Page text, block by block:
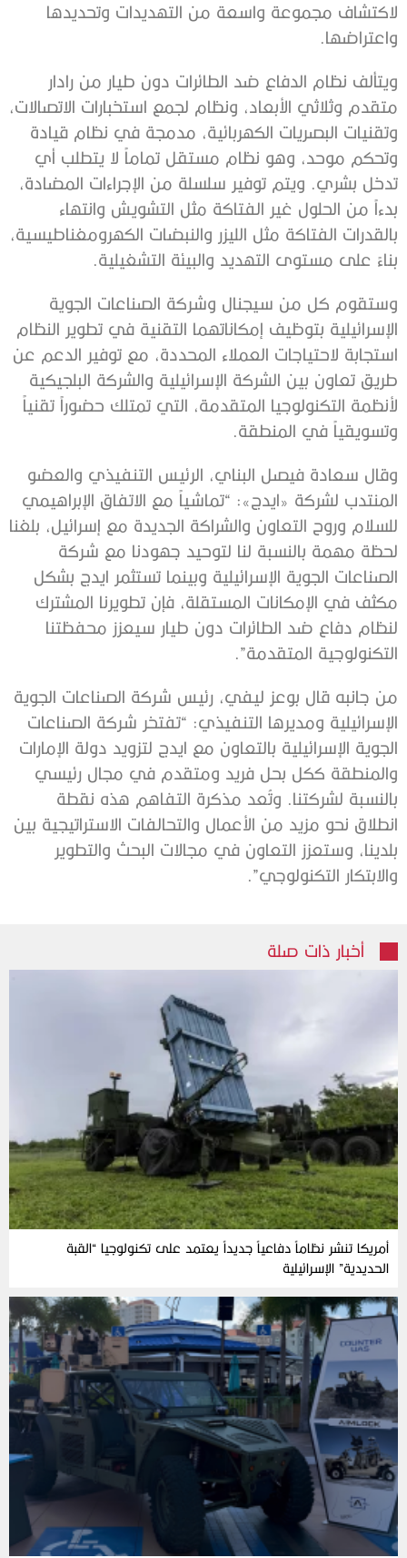
لاكتشاف مجموعة واسعة من التهديدات وتحديدها
واعتراضها.
ويتألف نظام الدفاع ضد الطائرات دون طيار من رادار
متقدم وثلاثي الأبعاد، ونظام لجمع استخبارات الاتصالات،
وتقنيات البصريات الكهربائية، مدمجة في نظام قيادة
وتحكم موحد، وهو نظام مستقل تماماً لا يتطلب أي
تدخل بشري. ويتم توفير سلسلة من الإجراءات المضادة،
بدءاً من الحلول غير الفتاكة مثل التشويش وانتهاء
بالقدرات الفتاكة مثل الليزر والنبضات الكهرومغناطيسية،
بناءً على مستوى التهديد والبيئة التشغيلية.
وستقوم كل من سيجنال وشركة الصناعات الجوية
الإسرائيلية بتوظيف إمكاناتهما التقنية في تطوير النظام
استجابة لاحتياجات العملاء المحددة، مع توفير الدعم عن
طريق تعاون بين الشركة الإسرائيلية والشركة البلجيكية
لأنظمة التكنولوجيا المتقدمة، التي تمتلك حضوراً تقنياً
وتسويقياً في المنطقة.
وقال سعادة فيصل البناي، الرئيس التنفيذي والعضو
المنتدب لشركة «ايدج»: “تماشياً مع الاتفاق الإبراهيمي
للسلام وروح التعاون والشراكة الجديدة مع إسرائيل، بلغنا
لحظة مهمة بالنسبة لنا لتوحيد جهودنا مع شركة
الصناعات الجوية الإسرائيلية وبينما تستثمر ايدج بشكل
مكثف في الإمكانات المستقلة، فإن تطويرنا المشترك
لنظام دفاع ضد الطائرات دون طيار سيعزز محفظتنا
التكنولوجية المتقدمة”.
من جانبه قال بوعز ليفي، رئيس شركة الصناعات الجوية
الإسرائيلية ومديرها التنفيذي: “تفتخر شركة الصناعات
الجوية الإسرائيلية بالتعاون مع ايدج لتزويد دولة الإمارات
والمنطقة ككل بحل فريد ومتقدم في مجال رئيسي
بالنسبة لشركتنا. وتُعد مذكرة التفاهم هذه نقطة
انطلاق نحو مزيد من الأعمال والتحالفات الاستراتيجية بين
بلدينا، وستعزز التعاون في مجالات البحث والتطوير
والابتكار التكنولوجي”.
أخبار ذات صلة
أمريكا تنشر نظاماً دفاعياً جديداً يعتمد على تكنولوجيا “القبة
الحديدية” الإسرائيلية